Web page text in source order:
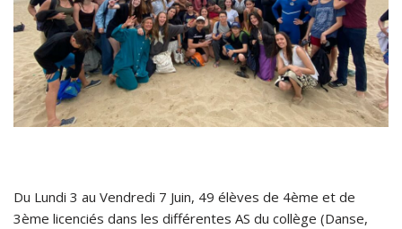
Du Lundi 3 au Vendredi 7 Juin, 49 élèves de 4ème et de
3ème licenciés dans les différentes AS du collège (Danse,